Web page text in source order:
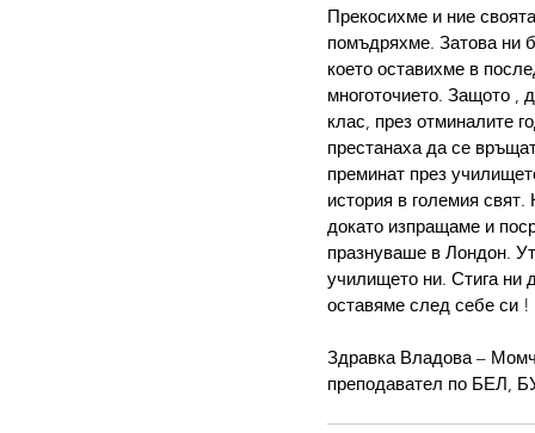
Прекосихме и ние
помъдряхме. Затова ни
което оставихме в
многоточието. Защото ,
клас, през отминалите
престанаха да се
преминат през
история в големия
докато изпращаме и
празнуваше в Лондон.
училището ни. Стига ни
оставяме след себе си !
Здравка Владова –
преподавател по БЕЛ,